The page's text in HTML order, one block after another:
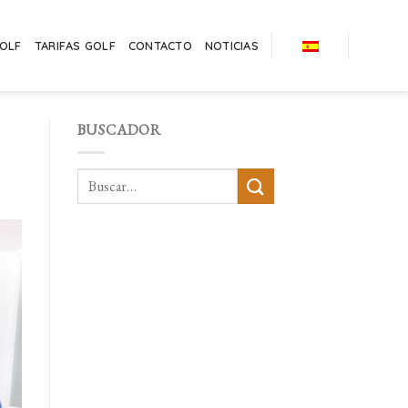
TARIFAS GOLF CONTACTO NOTICIAS
BUSCADOR